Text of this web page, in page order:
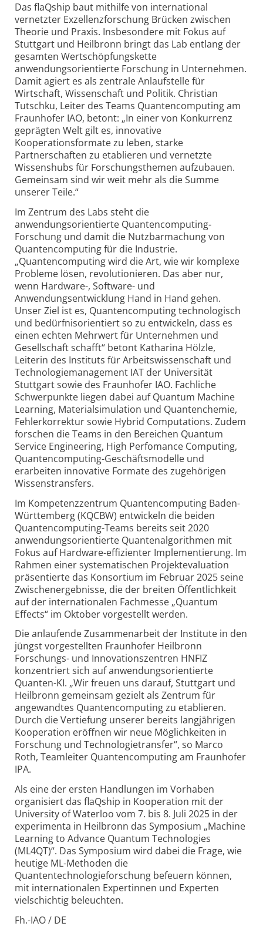
Das flaQship baut mithilfe von international
vernetzter Exzellenzforschung Brücken zwischen
Theorie und Praxis. Insbesondere mit Fokus auf
Stuttgart und Heilbronn bringt das Lab entlang der
gesamten Wertschöpfungskette
anwendungsorientierte Forschung in Unternehmen.
Damit agiert es als zentrale Anlaufstelle für
Wirtschaft, Wissenschaft und Politik. Christian
Tutschku, Leiter des Teams Quantencomputing am
Fraunhofer IAO, betont: „In einer von Konkurrenz
geprägten Welt gilt es, innovative
Kooperationsformate zu leben, starke
Partnerschaften zu etablieren und vernetzte
Wissenshubs für Forschungsthemen aufzubauen.
Gemeinsam sind wir weit mehr als die Summe
unserer Teile.“
Im Zentrum des Labs steht die
anwendungsorientierte Quantencomputing-
Forschung und damit die Nutzbarmachung von
Quantencomputing für die Industrie.
„Quantencomputing wird die Art, wie wir komplexe
Probleme lösen, revolutionieren. Das aber nur,
wenn Hardware-, Software- und
Anwendungsentwicklung Hand in Hand gehen.
Unser Ziel ist es, Quantencomputing technologisch
und bedürfnisorientiert so zu entwickeln, dass es
einen echten Mehrwert für Unternehmen und
Gesellschaft schafft“ betont Katharina Hölzle,
Leiterin des Instituts für Arbeitswissenschaft und
Technologiemanagement IAT der Universität
Stuttgart sowie des Fraunhofer IAO. Fachliche
Schwerpunkte liegen dabei auf Quantum Machine
Learning, Materialsimulation und Quantenchemie,
Fehlerkorrektur sowie Hybrid Computations. Zudem
forschen die Teams in den Bereichen Quantum
Service Engineering, High Perfomance Computing,
Quantencomputing-Geschäftsmodelle und
erarbeiten innovative Formate des zugehörigen
Wissenstransfers.
Im Kompetenzzentrum Quantencomputing Baden-
Württemberg (KQCBW) entwickeln die beiden
Quantencomputing-Teams bereits seit 2020
anwendungsorientierte Quantenalgorithmen mit
Fokus auf Hardware-effizienter Implementierung. Im
Rahmen einer systematischen Projektevaluation
präsentierte das Konsortium im Februar 2025 seine
Zwischenergebnisse, die der breiten Öffentlichkeit
auf der internationalen Fachmesse „Quantum
Effects“ im Oktober vorgestellt werden.
Die anlaufende Zusammenarbeit der Institute in den
jüngst vorgestellten Fraunhofer Heilbronn
Forschungs- und Innovationszentren HNFIZ
konzentriert sich auf anwendungsorientierte
Quanten-KI. „Wir freuen uns darauf, Stuttgart und
Heilbronn gemeinsam gezielt als Zentrum für
angewandtes Quantencomputing zu etablieren.
Durch die Vertiefung unserer bereits langjährigen
Kooperation eröffnen wir neue Möglichkeiten in
Forschung und Technologietransfer“, so Marco
Roth, Teamleiter Quantencomputing am Fraunhofer
IPA.
Als eine der ersten Handlungen im Vorhaben
organisiert das flaQship in Kooperation mit der
University of Waterloo vom 7. bis 8. Juli 2025 in der
experimenta in Heilbronn das Symposium „Machine
Learning to Advance Quantum Technologies
(ML4QT)“. Das Symposium wird dabei die Frage, wie
heutige ML-Methoden die
Quantentechnologieforschung befeuern können,
mit internationalen Expertinnen und Experten
vielschichtig beleuchten.
Fh.-IAO / DE